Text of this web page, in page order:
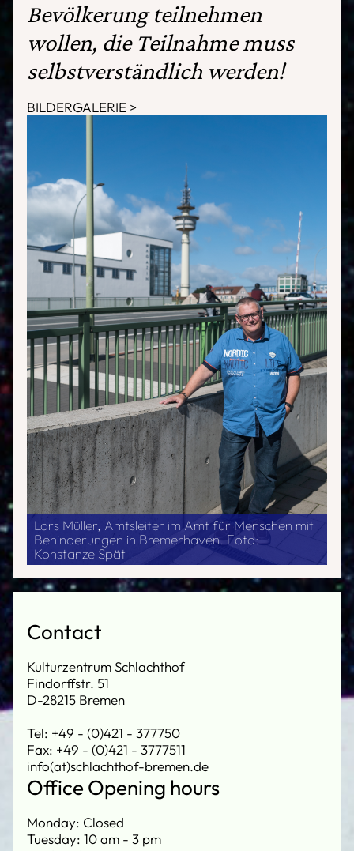
Bevölkerung teilnehmen
wollen, die Teilnahme muss
selbstverständlich werden!
BILDERGALERIE
Lars Müller, Amtsleiter im Amt für Menschen mit
Behinderungen in Bremerhaven. Foto:
Konstanze Spät
Contact
Kulturzentrum Schlachthof
Findorffstr. 51
D-28215 Bremen
Tel: +49 - (0)421 - 377750
Fax: +49 - (0)421 - 3777511
info(at)schlachthof-bremen.de
Office Opening hours
Monday: Closed
Tuesday: 10 am - 3 pm